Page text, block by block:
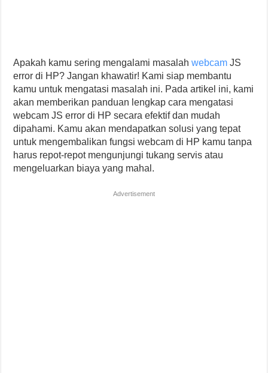
Apakah kamu sering mengalami masalahwebcam JS
error di HP? Jangan khawatir! Kami siap membantu
kamu untuk mengatasi masalah ini. Pada artikel ini, kami
akan memberikan panduan lengkap cara mengatasi
webcam JS error di HP secara efektif dan mudah
dipahami. Kamu akan mendapatkan solusi yang tepat
untuk mengembalikan fungsi webcam di HP kamu tanpa
harus repot-repot mengunjungi tukang servis atau
mengeluarkan biaya yang mahal.
Advertisement